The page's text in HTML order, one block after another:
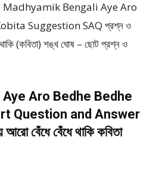
| Madhyamik Bengali Aye Aro
Suggestion SAQ প্রশ্ন ও
(কবিতা) শঙ্খ ঘোষ – ছোট প্রশ্ন ও
Aro Bedhe Bedhe
Question and Answer
বেঁধে বেঁধে থাকি কবিতা